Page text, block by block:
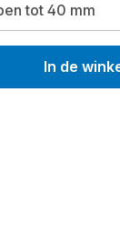
tot 40 mm
deIn de